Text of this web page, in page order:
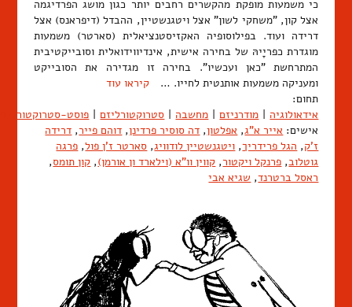
כי משמעות מופקת מהקשרים רחבים יותר כגון מושג הפרדיגמה
אצל קון, "משחקי לשון" אצל ויטגנשטיין, ההבדל (דיפראנס) אצל
דרידה ועוד. בפילוסופיה האקזיסטנציאלית (סארטר) משמעות
מוגדרת כפריָיהּ של בחירה אישית, אינדיווידואלית וסובייקטיבית
המתרחשת "כאן ועכשיו". בחירה זו מגדירה את הסובייקט
ומעניקה משמעות אותנטית לחייו. … קיראו עוד
תחום:
אידאולוגיה | מודרניזם | מחשבה | סטרוקטורליזם | פוסט-
אישים: אייר א"ג, אפלטון, דה סוסיר פרדינן, דוהם פייר, דרידה
ז'ק, הגל פרידריך, ויטגנשטיין לודוויג, סארטר ז'ן פול, פרגה
גוטלוב, פרנקל ויקטור, קווין וו"א (וילארד ון אורמן), קון תומס,
ראסל ברטרנד, שגיא אבי